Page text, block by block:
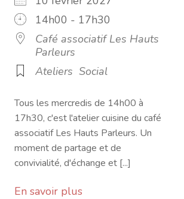
14h00 - 17h30
Café associatif Les Hauts
Parleurs
Ateliers Social
Tous les mercredis de 14h00 à
17h30, c'est l'atelier cuisine du café
associatif Les Hauts Parleurs. Un
moment de partage et de
convivialité, d'échange et [...]
En savoir plus